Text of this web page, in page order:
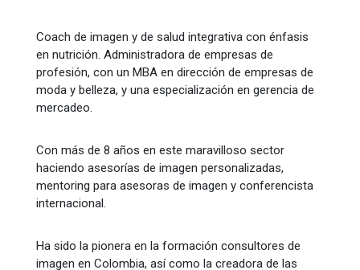
Coach de imagen y de salud integrativa con énfasis
en nutrición. Administradora de empresas de
profesión, con un MBA en dirección de empresas de
moda y belleza, y una especialización en gerencia de
mercadeo.
Con más de 8 años en este maravilloso sector
haciendo asesorías de imagen personalizadas,
mentoring para asesoras de imagen y conferencista
internacional.
Ha sido la pionera en la formación consultores de
imagen en Colombia, así como la creadora de las